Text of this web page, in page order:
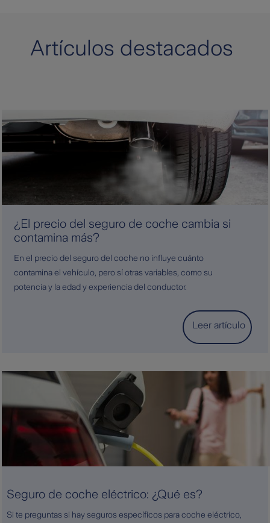
Artículos destacados
¿El precio del seguro de coche cambia si
contamina más?
En el precio del seguro del coche no influye cuánto
contamina el vehículo, pero sí otras variables, como su
potencia y la edad y experiencia del conductor.
Leer artículo
Seguro de coche eléctrico: ¿Qué es?
Si te preguntas si hay seguros específicos para coche eléctrico,